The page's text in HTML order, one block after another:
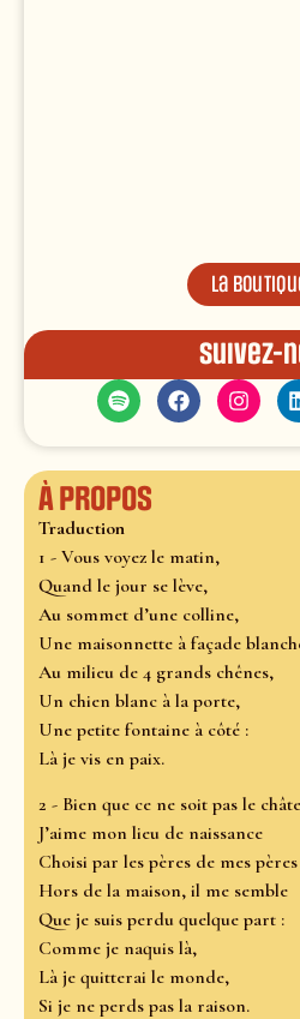
La
Suivez-
À propos
Traduction
1 - Vous voyez le matin,
Quand le jour se lève,
Au sommet d’une colline,
Une maisonnette à façade
Au milieu de 4 grands chênes,
Un chien blanc à la porte,
Une petite fontaine à côté :
Là je vis en paix.
2 - Bien que ce ne soit pas le
J’aime mon lieu de naissance
Choisi par les pères de mes
Hors de la maison, il me semble
Que je suis perdu quelque part :
Comme je naquis là,
Là je quitterai le monde,
Si je ne perds pas la raison.